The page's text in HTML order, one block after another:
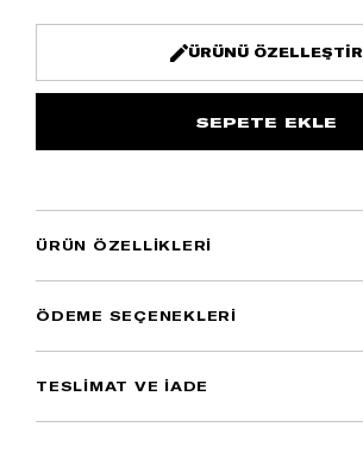
ÜRÜNÜ ÖZELLEŞTIR
ÜRÜN ÖZELLIKLERI
ÖDEME SEÇENEKLERI
TESLİMAT VE İADE